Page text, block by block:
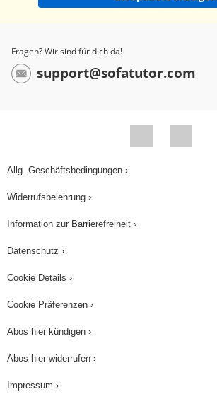
Fragen? Wir sind für dich da!
support@sofatutor.com
Allg. Geschäftsbedingungen ›
Widerrufsbelehrung ›
Information zur Barrierefreiheit ›
Datenschutz ›
Cookie Details ›
Cookie Präferenzen ›
Abos hier kündigen ›
Abos hier widerrufen ›
Impressum ›